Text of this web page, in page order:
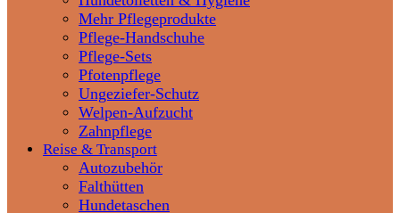
Mehr Pflegeprodukte
Pflege-Handschuhe
Pflege-Sets
Pfotenpflege
Ungeziefer-Schutz
Welpen-Aufzucht
Zahnpflege
Reise & Transport
Autozubehör
Falthütten
Hundetaschen